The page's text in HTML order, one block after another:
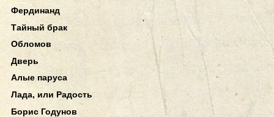
Фердинанд
Тайный брак
Обломов
Дверь
Алые паруса
Лада, или Радость
Борис Годунов